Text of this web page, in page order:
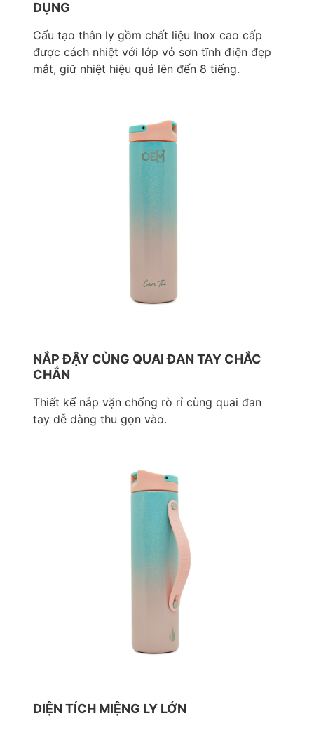
DỤNG
Cấu tạo thân ly gồm chất liệu Inox cao cấp
được cách nhiệt với lớp vỏ sơn tĩnh điện đẹp
mắt, giữ nhiệt hiệu quả lên đến 8 tiếng.
NẮP ĐẬY CÙNG QUAI ĐAN TAY CHẮC
CHẮN
Thiết kế nắp vặn chống rò rỉ cùng quai đan
tay dễ dàng thu gọn vào.
DIỆN TÍCH MIỆNG LY LỚN